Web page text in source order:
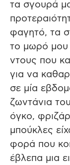
τα σγουρά
φαγητό, τα
το μωρό μου
ντους που
για να
σε μία
ζωντάνια
όγκο,
μπούκλες
φορά που
έβλεπα μια